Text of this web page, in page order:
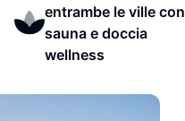
entrambe le ville con
sauna e doccia
wellness